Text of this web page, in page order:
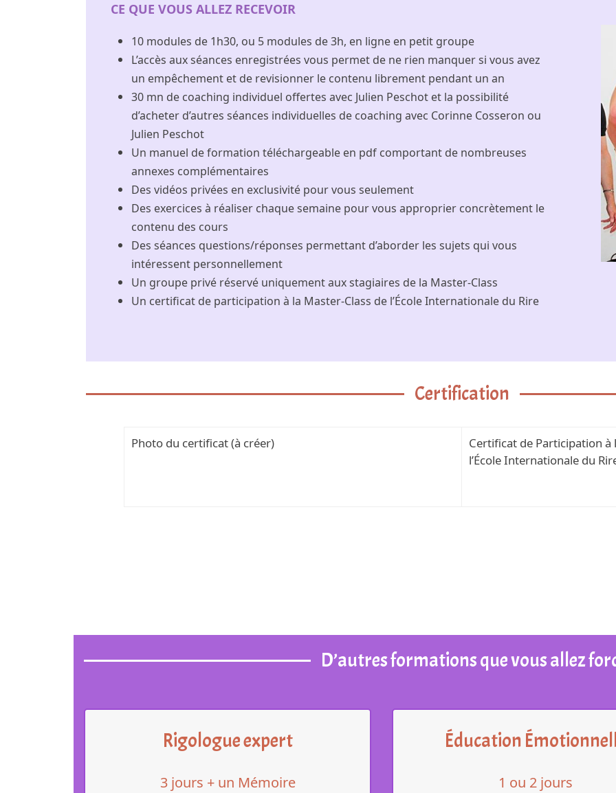
CE QUE VOUS ALLEZ RECEVOIR
10 modules de 1h30, ou 5 modules de 3h, en ligne en petit groupe
L’accès aux séances enregistrées vous permet de ne rien manquer si vous avez
un empêchement et de revisionner le contenu librement pendant un an
30 mn de coaching individuel offertes avec Julien Peschot et la possibilité
d’acheter d’autres séances individuelles de coaching avec Corinne Cosseron ou
Julien Peschot
Un manuel de formation téléchargeable en pdf comportant de nombreuses
annexes complémentaires
Des vidéos privées en exclusivité pour vous seulement
Des exercices à réaliser chaque semaine pour vous approprier concrètement le
contenu des cours
Des séances questions/réponses permettant d’aborder les sujets qui vous
intéressent personnellement
Un groupe privé réservé uniquement aux stagiaires de la Master-Class
Un certificat de participation à la Master-Class de l’École Internationale du Rire
Certification
Photo du certificat (à créer)
Certificat de Participation à
l’École Internationale du
D’autres formations que vous allez
Rigologue expert
3 jours + un Mémoire
Éducation
1 ou 2 jours